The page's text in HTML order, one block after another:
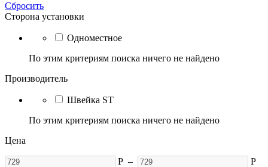
Сбросить
Сторона установки
Одноместное
По этим критериям поиска ничего не найдено
Производитель
Швейка ST
По этим критериям поиска ничего не найдено
Цена
Р – Р